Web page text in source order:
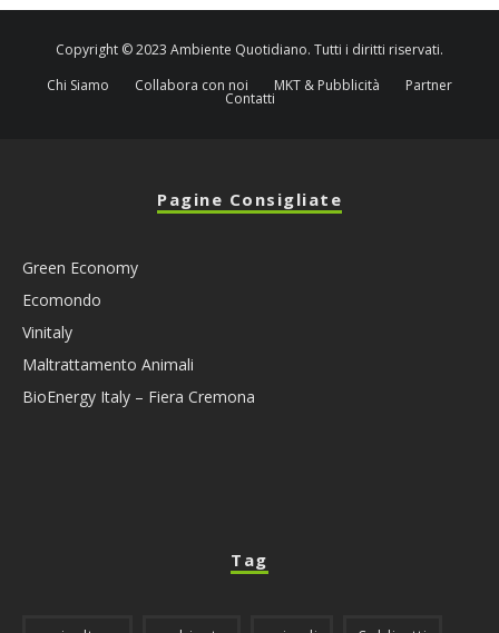
Copyright © 2023 Ambiente Quotidiano. Tutti i diritti riservati.
Chi Siamo
Collabora con noi MKT & Pubblicità Partner
Contatti
Pagine Consigliate
Green Economy
Ecomondo
Vinitaly
Maltrattamento Animali
BioEnergy Italy – Fiera Cremona
Tag